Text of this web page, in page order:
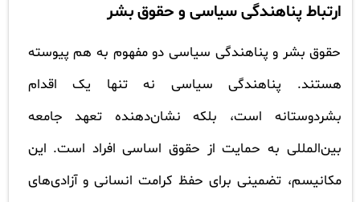
ارتباط پناهندگی سیاسی و حقوق بشر
حقوق بشر و پناهندگی سیاسی دو مفهوم به هم پیوسته
هستند. پناهندگی سیاسی نه تنها یک اقدام
بشردوستانه است، بلکه نشان‌دهنده تعهد جامعه
بین‌المللی به حمایت از حقوق اساسی افراد است. این
مکانیسم، تضمینی برای حفظ کرامت انسانی و آزادی‌های